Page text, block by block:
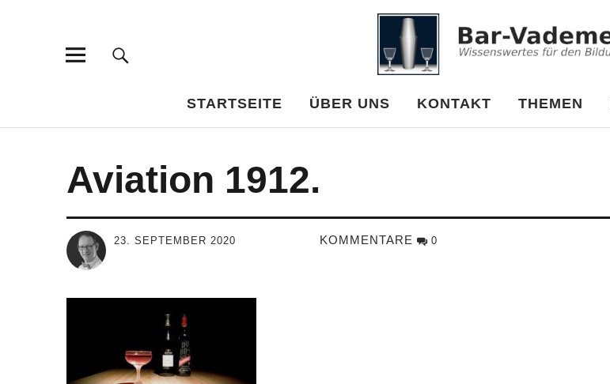
Bar-Vademecum
STARTSEITE ÜBER UNS KONTAKT THEMEN
Aviation 1912.
23. SEPTEMBER 2020 KOMMENTARE 0